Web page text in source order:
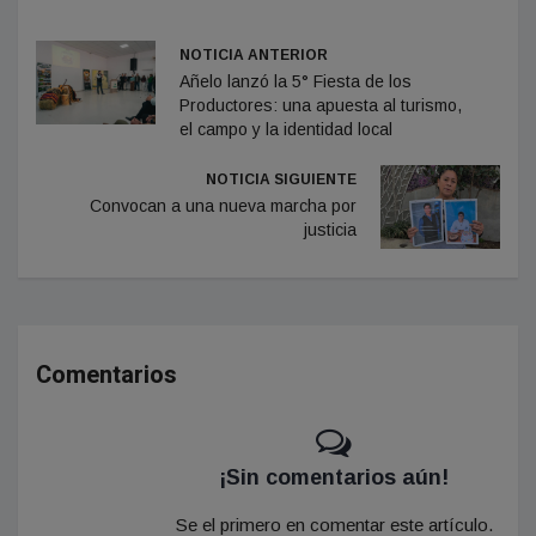
NOTICIA ANTERIOR
Añelo lanzó la 5° Fiesta de los
Productores: una apuesta al turismo,
el campo y la identidad local
NOTICIA SIGUIENTE
Convocan a una nueva marcha por
justicia
Comentarios
¡Sin comentarios aún!
Se el primero en comentar este artículo.